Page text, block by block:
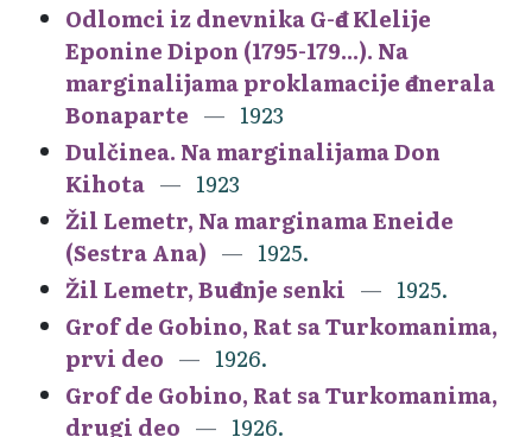
Odlomci iz dnevnika G-đe Klelije
Eponine Dipon (1795-179...). Na
marginalijama proklamacije đenerala
Bonaparte
1923
Dulčinea. Na marginalijama Don
Kihota
1923
Žil Lemetr, Na marginama Eneide
(Sestra Ana)
1925.
Žil Lemetr, Buđenje senki
1925.
Grof de Gobino, Rat sa Turkomanima,
prvi deo
1926.
Grof de Gobino, Rat sa Turkomanima,
drugi deo
1926.